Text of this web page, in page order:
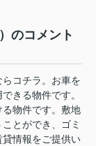
のコメント
コチラ。お車を
きる物件です。
物件です。敷地
とができ、ゴミ
情報をご提供い